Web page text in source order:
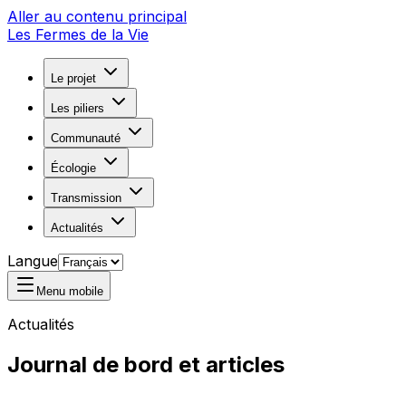
Aller au contenu principal
Les Fermes de la Vie
Le projet
Les piliers
Communauté
Écologie
Transmission
Actualités
Langue
Menu mobile
Actualités
Journal de bord et articles